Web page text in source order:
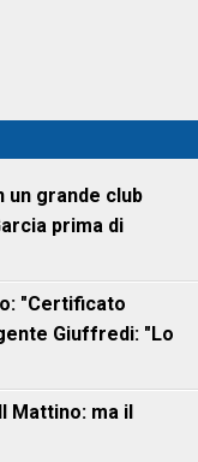
un grande club
prima di
"Certificato
Giuffredi: "Lo
Mattino: ma il